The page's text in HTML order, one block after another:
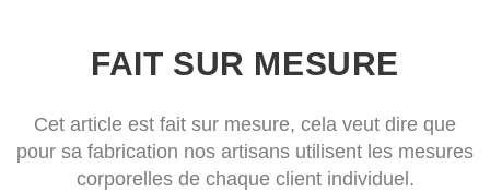
FAIT SUR MESURE
Cet article est fait sur mesure, cela veut dire que
pour sa fabrication nos artisans utilisent les mesures
corporelles de chaque client individuel.